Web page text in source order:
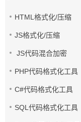
HTML格式化/压缩
JS格式化/压缩
JS代码混合加密
PHP代码格式化工具
C#代码格式化工具
SQL代码格式化工具